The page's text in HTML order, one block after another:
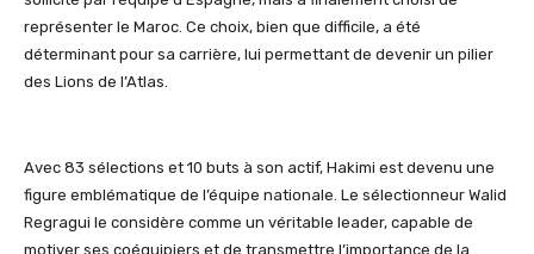
représenter le Maroc. Ce choix, bien que difficile, a été
déterminant pour sa carrière, lui permettant de devenir un pilier
des Lions de l’Atlas.
Avec 83 sélections et 10 buts à son actif, Hakimi est devenu une
figure emblématique de l’équipe nationale. Le sélectionneur Walid
Regragui le considère comme un véritable leader, capable de
motiver ses coéquipiers et de transmettre l’importance de la